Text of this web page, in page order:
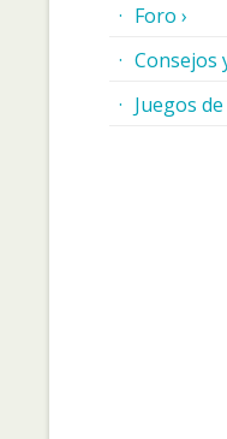
Foro ›
Consejos
Juegos